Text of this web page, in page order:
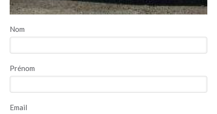
Nom
Prénom
Email